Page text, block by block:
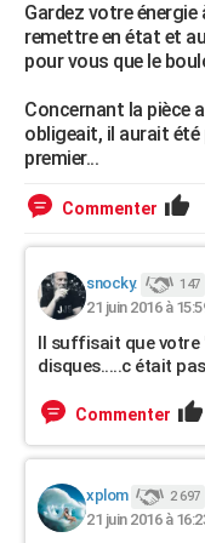
Gardez votre
remettre en état et
pour vous que le
Concernant la pièce
obligeait, il aurait été
premier...
Commenter
snocky. 147
21 juin 2016 à
Il suffisait que votre
disques.....c était
Commenter
xplom 2 697
21 juin 2016 à